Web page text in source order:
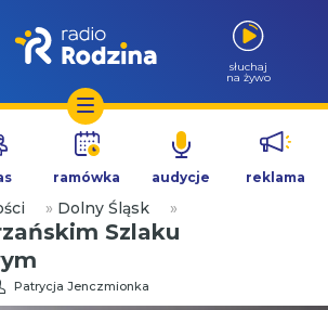
słuchaj
na żywo
ramówka audycje reklama
» Dolny Śląsk »
Szlaku
Patrycja Jenczmionka